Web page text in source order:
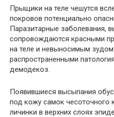
Прыщики на теле чешутся
покровов потенциально
Паразитарные заболевания,
сопровождаются красными
на теле и невыносимым
распространенными
демодекоз.
Появившиеся высыпания
под кожу самок
личинки в верхних слоях